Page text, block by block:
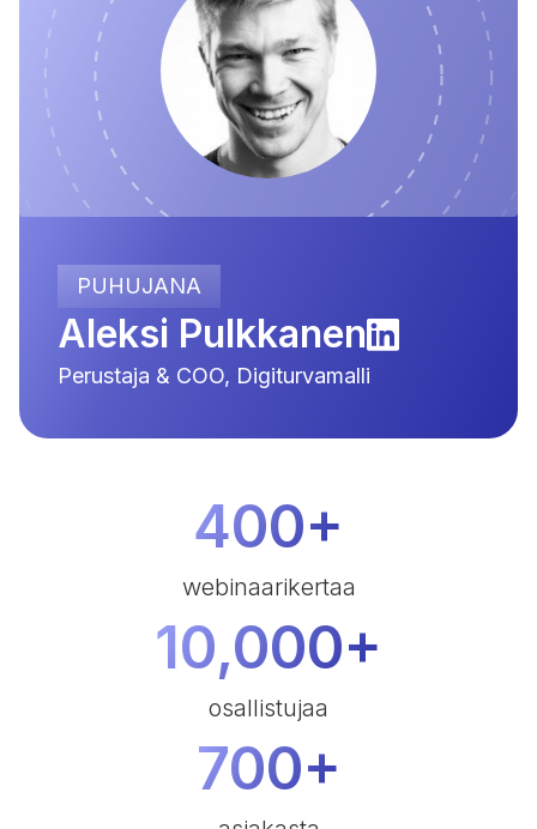
PUHUJANA
Aleksi Pulkkanen
Perustaja & COO, Digiturvamalli
400+
webinaarikertaa
10,000+
osallistujaa
700+